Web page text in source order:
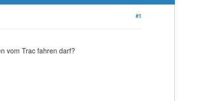
#1
vom Trac fahren darf?